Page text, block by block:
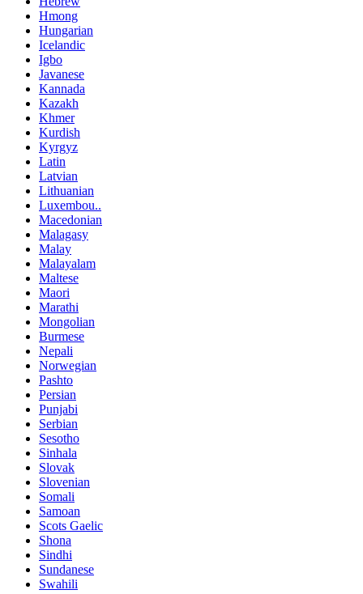
Hmong
Hungarian
Icelandic
Igbo
Javanese
Kannada
Kazakh
Khmer
Kurdish
Kyrgyz
Latin
Latvian
Lithuanian
Luxembou..
Macedonian
Malagasy
Malay
Malayalam
Maltese
Maori
Marathi
Mongolian
Burmese
Nepali
Norwegian
Pashto
Persian
Punjabi
Serbian
Sesotho
Sinhala
Slovak
Slovenian
Somali
Samoan
Scots Gaelic
Shona
Sindhi
Sundanese
Swahili